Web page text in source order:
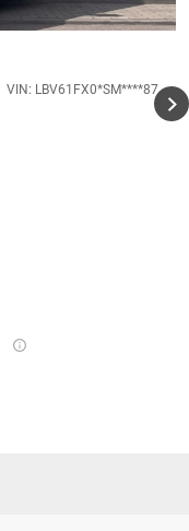
VIN: LBV61FX0*SM****87